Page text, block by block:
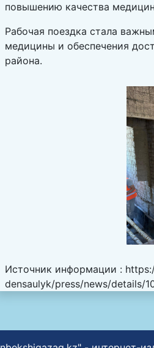
повышению качества
Рабочая поездка стала
медицины и обеспечения
района.
Источник информации :
densaulyk/press/news/details/